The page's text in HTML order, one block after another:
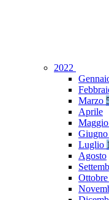
2022
Marzo
Aprile
Maggio
Giugno
Luglio 1
Agosto
Ottobre